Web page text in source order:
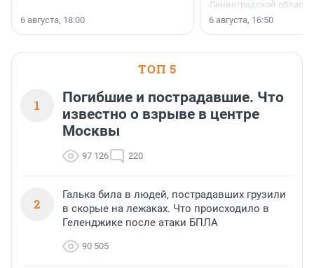
6 августа, 18:00
Ленинградской области
номинации «Самый
застройщик
области».
6 августа, 16:50
ТОП 5
1
Погибшие и пострадавшие. Что
известно о взрыве в центре
Москвы
97 126 220
2
Галька била в людей, пострадавших грузили
в скорые на лежаках. Что происходило в
Геленджике после атаки БПЛА
90 505